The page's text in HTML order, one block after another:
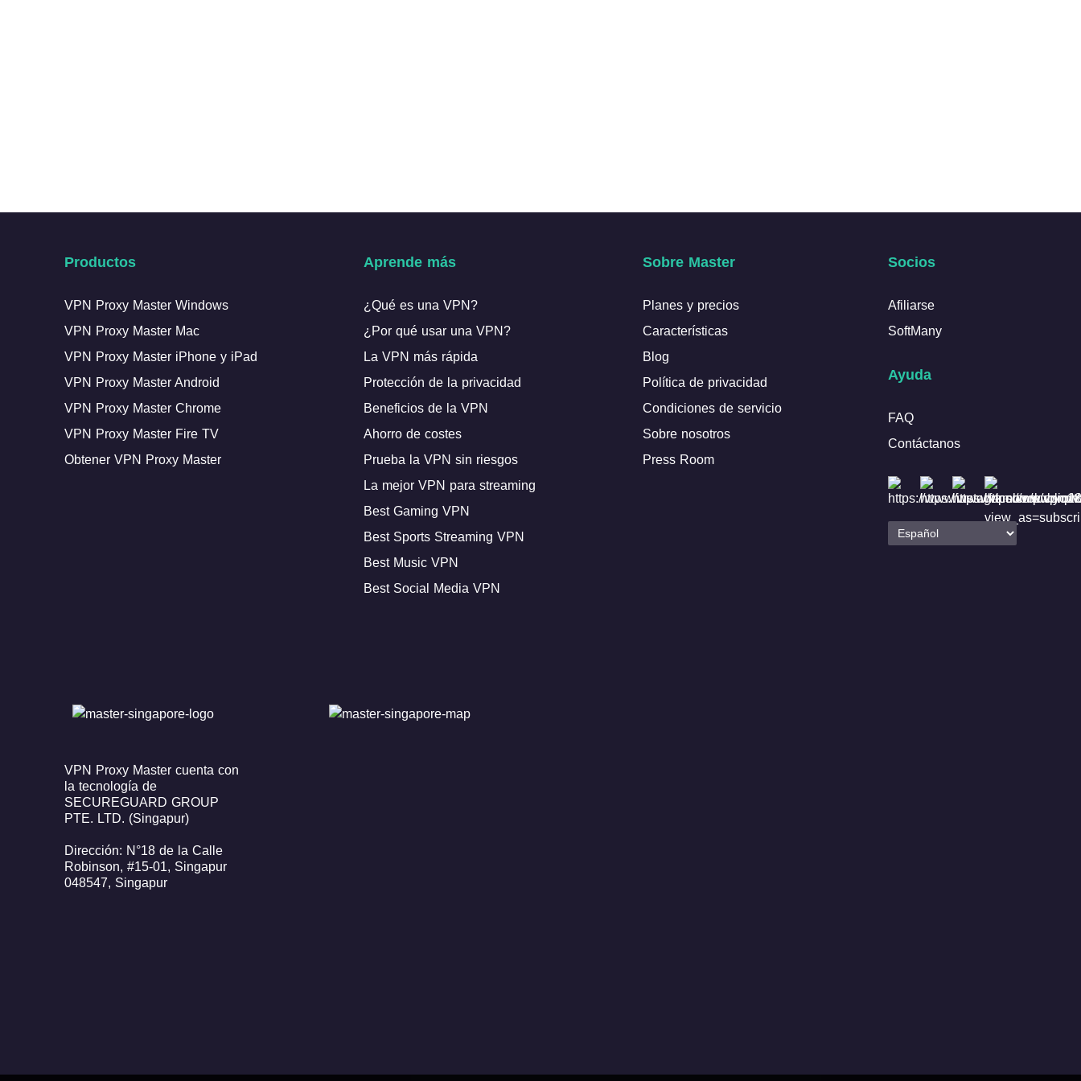
Productos
VPN Proxy Master Windows
VPN Proxy Master Mac
VPN Proxy Master iPhone y iPad
VPN Proxy Master Android
VPN Proxy Master Chrome
VPN Proxy Master Fire TV
Obtener VPN Proxy Master
Aprende más
¿Qué es una VPN?
¿Por qué usar una VPN?
La VPN más rápida
Protección de la privacidad
Beneficios de la VPN
Ahorro de costes
Prueba la VPN sin riesgos
La mejor VPN para streaming
Best Gaming VPN
Best Sports Streaming VPN
Best Music VPN
Best Social Media VPN
Sobre Master
Planes y precios
Características
Blog
Política de privacidad
Condiciones de servicio
Sobre nosotros
Press Room
Socios
Afiliarse
SoftMany
Ayuda
FAQ
Contáctanos
VPN Proxy Master cuenta con
la tecnología de
SECUREGUARD GROUP
PTE. LTD. (Singapur)
Dirección: N°18 de la Calle
Robinson, #15-01, Singapur
048547, Singapur